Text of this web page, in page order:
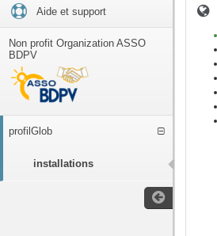
Aide et support
Non profit Organization ASSO
BDPV
profilGlob
installations